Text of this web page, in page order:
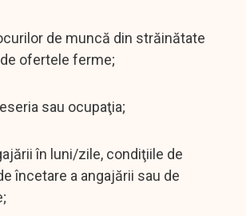
de muncă din străinătate
ofertele ferme;
sau ocupaţia;
în luni/zile, condiţiile de
încetare a angajării sau de